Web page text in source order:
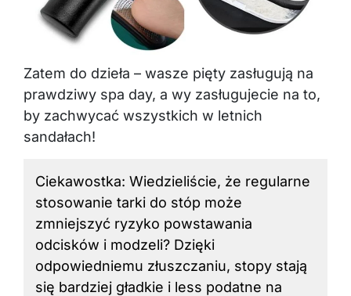
Zatem do dzieła – wasze pięty zasługują na
prawdziwy spa day, a wy zasługujecie na to,
by zachwycać wszystkich w letnich
sandałach!
Ciekawostka: Wiedzieliście, że regularne
stosowanie tarki do stóp może
zmniejszyć ryzyko powstawania
odcisków i modzeli? Dzięki
odpowiedniemu złuszczaniu, stopy stają
się bardziej gładkie i less podatne na